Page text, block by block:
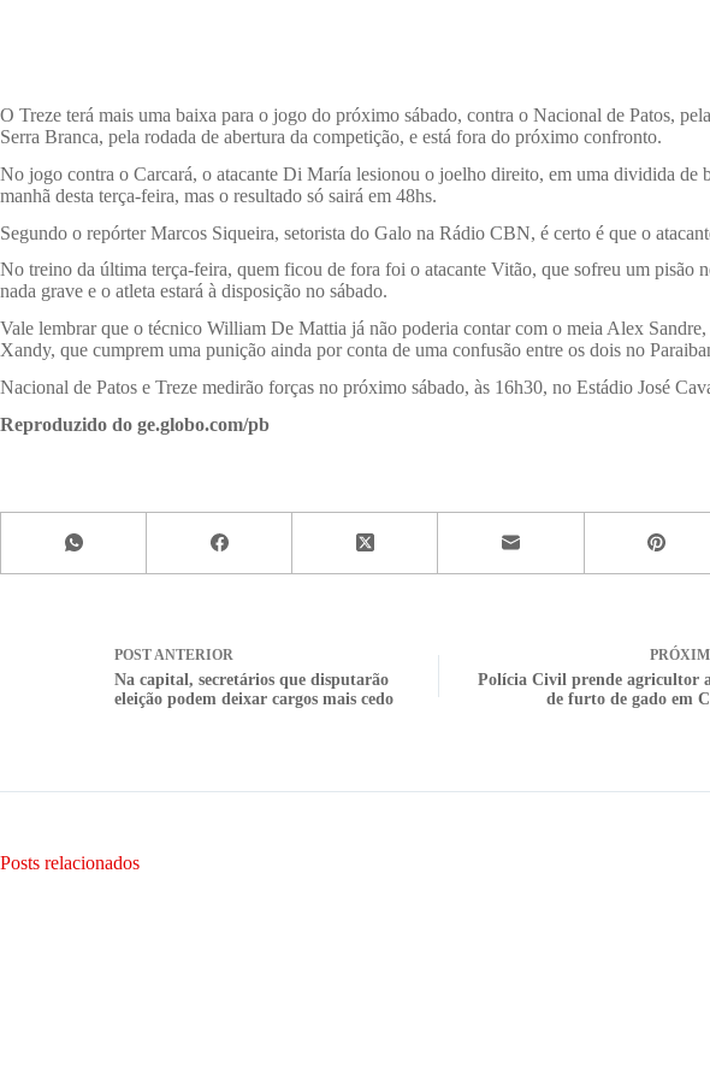
O Treze terá mais uma baixa para o jogo do próximo sábado, contra o Nacional de Patos,
Serra Branca, pela rodada de abertura da competição, e está fora do próximo confronto.
No jogo contra o Carcará, o atacante Di María lesionou o joelho direito, em uma dividida de
manhã desta terça-feira, mas o resultado só sairá em 48hs.
Segundo o repórter Marcos Siqueira, setorista do Galo na Rádio CBN, é certo é que o
No treino da última terça-feira, quem ficou de fora foi o atacante Vitão, que sofreu um
nada grave e o atleta estará à disposição no sábado.
Vale lembrar que o técnico William De Mattia já não poderia contar com o meia Alex
Xandy, que cumprem uma punição ainda por conta de uma confusão entre os dois no
Nacional de Patos e Treze medirão forças no próximo sábado, às 16h30, no Estádio José
Reproduzido do ge.globo.com/pb
POSTANTERIOR
Na capital, secretários que disputarão
eleição podem deixar cargos mais cedo
Polícia Civil prende agricultor
de furto de gado em
Posts relacionados